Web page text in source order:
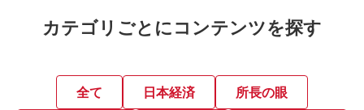
カテゴリごとにコンテンツを探す
全て 日本経済 所長の眼